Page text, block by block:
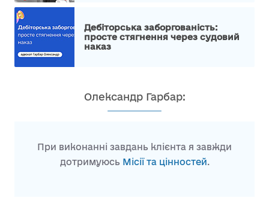
Дебіторська заборгованість:
просте стягнення через судовий
наказ
Олександр Гарбар:
При виконанні завдань клієнта я завжди
дотримуюсь Місії та цінностей.